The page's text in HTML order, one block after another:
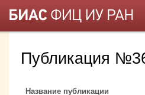
Публикация
Название публикации